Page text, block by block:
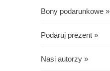
Bony podarunkowe »
Podaruj prezent »
Nasi autorzy »